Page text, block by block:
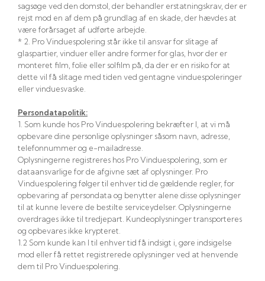
sagsøge ved den domstol, der behandler erstatningskrav, der er
rejst mod en af dem på grundlag af en skade, der hævdes at
være forårsaget af udførte arbejde.​
​* 2. Pro Vinduespolering står ikke til ansvar for slitage af
glaspartier, vinduer eller andre former for glas, hvor der er
monteret film, folie eller solfilm på, da der er en risiko for at
dette vil få slitage med tiden ved gentagne vinduespoleringer
eller vinduesvaske.
Persondatapolitik:
1. Som kunde hos Pro Vinduespolering bekræfter I, at vi må
opbevare dine personlige oplysninger såsom navn, adresse,
telefonnummer og e-mailadresse.
Oplysningerne registreres hos Pro Vinduespolering, som er
dataansvarlige for de afgivne sæt af oplysninger. Pro
Vinduespolering følger til enhver tid de gældende regler, for
opbevaring af persondata og benytter alene disse oplysninger
til at kunne levere de bestilte serviceydelser. Oplysningerne
overdrages ikke til tredjepart. Kundeoplysninger transporteres
og opbevares ikke krypteret.
1.2 Som kunde kan I til enhver tid få indsigt i, gøre indsigelse
mod eller få rettet registrerede oplysninger ved at henvende
dem til Pro Vinduespolering.